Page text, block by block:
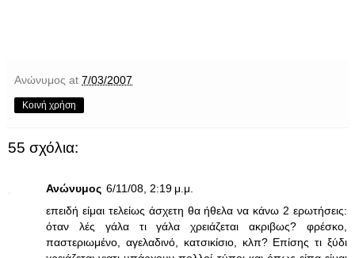
Ανώνυμος at 7/03/2007
Κοινή χρήση
55 σχόλια:
Ανώνυμος 6/11/08, 2:19 μ.μ.
επειδή είμαι τελείως άσχετη θα ήθελα να κάνω 2 ερωτήσεις:
όταν λές γάλα τι γάλα χρειάζεται ακριβως? φρέσκο,
παστεριωμένο, αγελαδινό, κατσικίσιο, κλπ? Επίσης τι ξύδι